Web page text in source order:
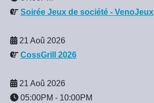
Soirée Jeux de société - VenoJeux
21 Aoû 2026
CossGrill 2026
21 Aoû 2026
05:00PM - 10:00PM